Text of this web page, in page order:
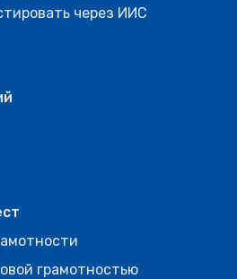
через ИИС
грамотностью